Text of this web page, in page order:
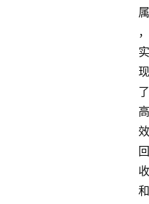
属
，
实
现
了
高
效
回
收
和